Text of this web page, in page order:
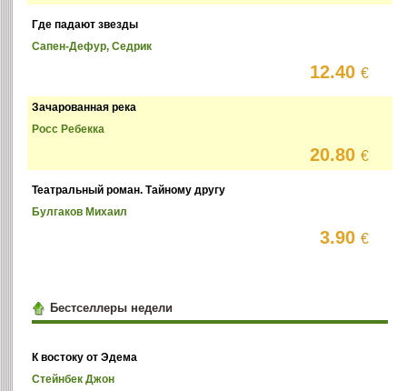
Где падают звезды
Сапен-Дефур, Седрик
12.40€
Зачарованная река
Росс Ребекка
20.80€
Театральный роман. Тайному другу
Булгаков Михаил
3.90€
Бестселлеры недели
К востоку от Эдема
Стейнбек Джон